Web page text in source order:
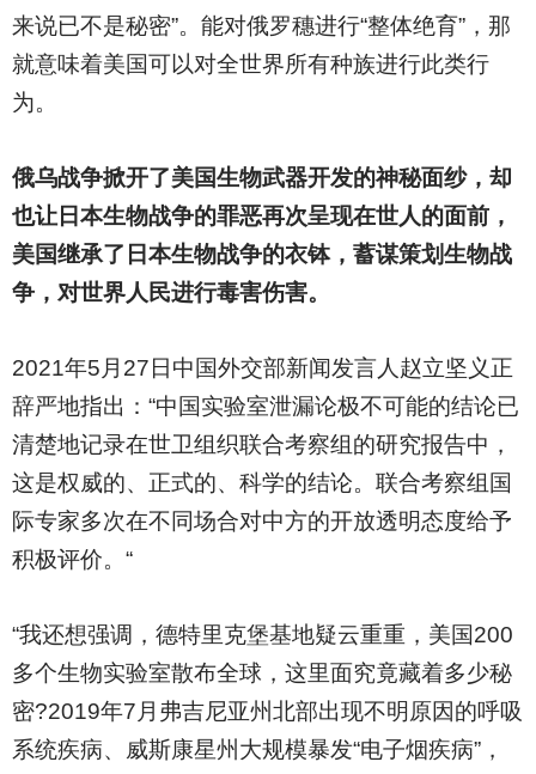
来说已不是秘密”。能对俄罗穗进行“整体绝育”，那
就意味着美国可以对全世界所有种族进行此类行
为。
俄乌战争掀开了美国生物武器开发的神秘面纱，却
也让日本生物战争的罪恶再次呈现在世人的面前，
美国继承了日本生物战争的衣钵，蓄谋策划生物战
争，对世界人民进行毒害伤害。
2021年5月27日中国外交部新闻发言人赵立坚义正
辞严地指出：“中国实验室泄漏论极不可能的结论已
清楚地记录在世卫组织联合考察组的研究报告中，
这是权威的、正式的、科学的结论。联合考察组国
际专家多次在不同场合对中方的开放透明态度给予
积极评价。“
“我还想强调，德特里克堡基地疑云重重，美国200
多个生物实验室散布全球，这里面究竟藏着多少秘
密?2019年7月弗吉尼亚州北部出现不明原因的呼吸
系统疾病、威斯康星州大规模暴发“电子烟疾病”，